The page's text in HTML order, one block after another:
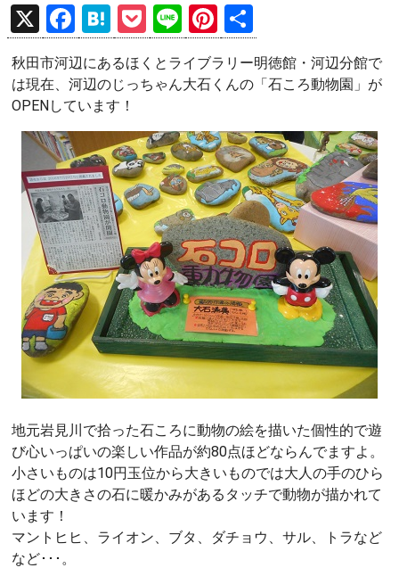
X
F
a
ce
b
o
o
k
H
at
e
n
a
P
o
ck
Li
n
e
Pi
nt
er
t
有
秋田市河辺にあるほくとライブラリー明徳館・河辺分館で
は現在、河辺のじっちゃん大石くんの「石ころ動物園」が
OPENしています！
地元岩見川で拾った石ころに動物の絵を描いた個性的で遊
び心いっぱいの楽しい作品が約80点ほどならんでますよ。
小さいものは10円玉位から大きいものでは大人の手のひら
ほどの大きさの石に暖かみがあるタッチで動物が描かれて
います！
マントヒヒ、ライオン、ブタ、ダチョウ、サル、トラなど
など･･･。